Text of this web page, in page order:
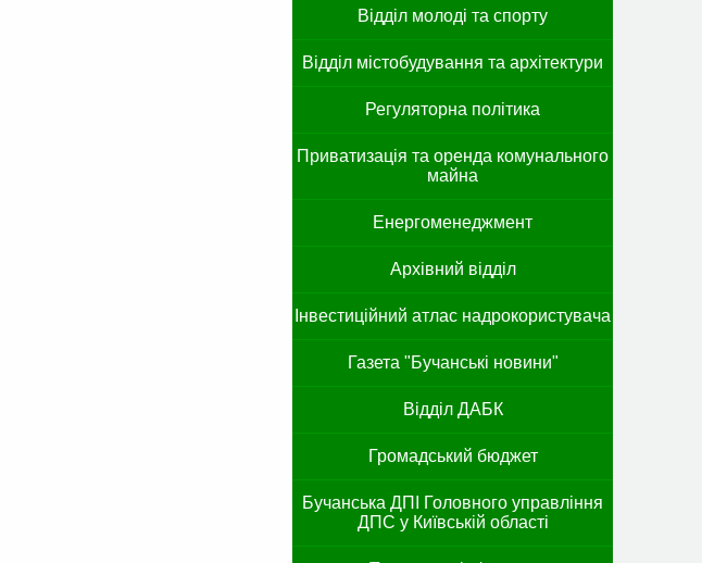
Відділ молоді та спорту
Відділ містобудування та архітектури
Регуляторна політика
Приватизація та оренда комунального
майна
Енергоменеджмент
Архівний відділ
Інвестиційний атлас надрокористувача
Газета "Бучанські новини"
Відділ ДАБК
Громадський бюджет
Бучанська ДПІ Головного управління
ДПС у Київській області